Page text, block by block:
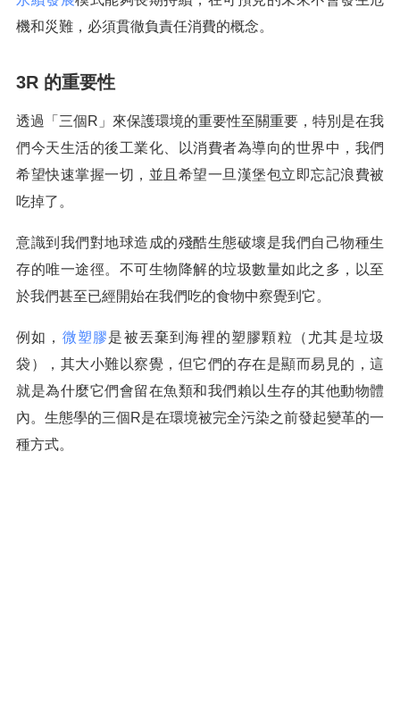
機和災難，必須貫徹負責任消費的概念。
3R 的重要性
透過「三個R」來保護環境的重要性至關重要，特別是在我
們今天生活的後工業化、以消費者為導向的世界中，我們
希望快速掌握一切，並且希望一旦漢堡包立即忘記浪費被
吃掉了。
意識到我們對地球造成的殘酷生態破壞是我們自己物種生
存的唯一途徑。不可生物降解的垃圾數量如此之多，以至
於我們甚至已經開始在我們吃的食物中察覺到它。
例如， 微塑膠是被丟棄到海裡的塑膠顆粒（尤其是垃圾
袋），其大小難以察覺，但它們的存在是顯而易見的，這
就是為什麼它們會留在魚類和我們賴以生存的其他動物體
內。生態學的三個R是在環境被完全污染之前發起變革的一
種方式。